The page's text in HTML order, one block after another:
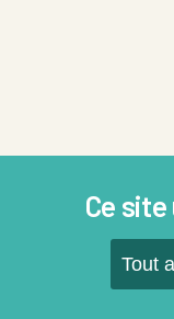
Ce
Tout